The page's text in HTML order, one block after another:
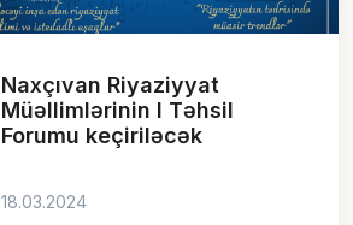
Naxçıvan Riyaziyyat
Müəllimlərinin l Təhsil
Forumu keçiriləcək
18.03.2024